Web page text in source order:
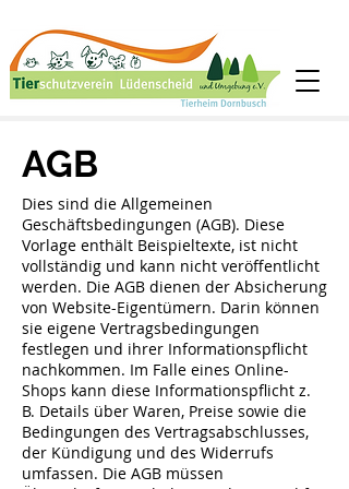
AGB
Dies sind die Allgemeinen
Geschäftsbedingungen (AGB). Diese
Vorlage enthält Beispieltexte, ist nicht
vollständig und kann nicht veröffentlicht
werden. Die AGB dienen der Absicherung
von Website-Eigentümern. Darin können
sie eigene Vertragsbedingungen
festlegen und ihrer Informationspflicht
nachkommen. Im Falle eines Online-
Shops kann diese Informationspflicht z.
B. Details über Waren, Preise sowie die
Bedingungen des Vertragsabschlusses,
der Kündigung und des Widerrufs
umfassen. Die AGB müssen